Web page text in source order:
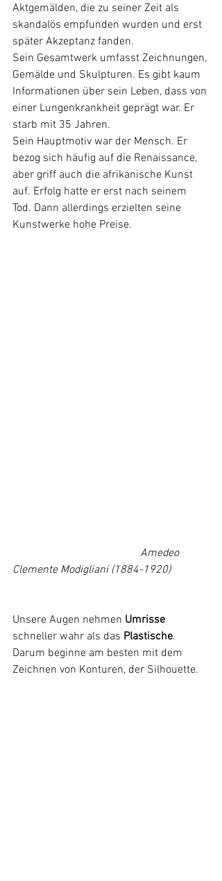
Aktgemälden, die zu seiner Zeit als
skandalös empfunden wurden und erst
später Akzeptanz fanden.
Sein Gesamtwerk umfasst Zeichnungen,
Gemälde und Skulpturen. Es gibt kaum
Informationen über sein Leben, dass von
einer Lungenkrankheit geprägt war. Er
starb mit 35 Jahren.
Sein Hauptmotiv war der Mensch. Er
bezog sich häufig auf die Renaissance,
aber griff auch die afrikanische Kunst
auf. Erfolg hatte er erst nach seinem
Tod. Dann allerdings erzielten seine
Kunstwerke hohe Preise.
Amedeo
Clemente Modigliani (1884-1920)
Unsere Augen nehmen Umrisse
schneller wahr als das Plastische.
Darum beginne am besten mit dem
Zeichnen von Konturen, der Silhouette.